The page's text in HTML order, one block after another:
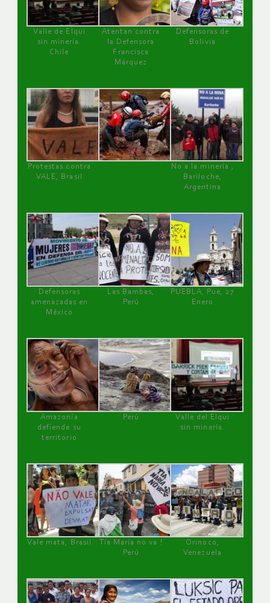
Valle de Elqui
sin minería.
Chile
Atentan contra
la Defensora
Francisca
Márquez
Defensoras de
Bolivia
Protestas contra
VALE, Brasil
No a la minería ,
Bariloche,
Argentina
Defensoras
amenazadas en
México
Las Bambas,
Perú
PUEBLA, Pue, 27
Enero
Amazonía
defiende su
territorio
Perú
Valle del Elqui
sin minería.
Vale mata, Brasil
Tía María no va !
Perú
Orinoco,
Venezuela